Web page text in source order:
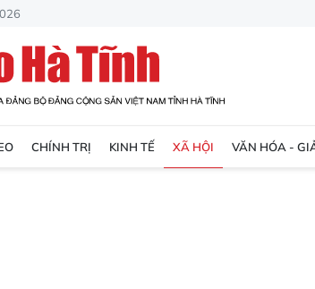
CHÍNH TRỊ KINH TẾ XÃ HỘI VĂN HÓA -